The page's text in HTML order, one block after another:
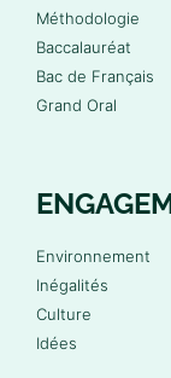
Méthodologie
Baccalauréat
Bac de Français
Grand Oral
Environnement
Inégalités
Culture
Idées